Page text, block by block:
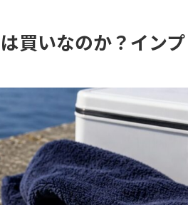
買いなのか？イン